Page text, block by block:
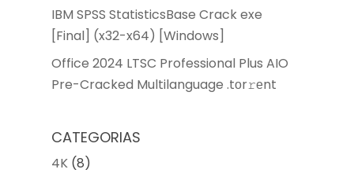
IBM SPSS StatisticsBase Crack exe
[Final] (x32-x64) [Windows]
Office 2024 LTSC Professional Plus AIO
Pre-Cracked Multilanguage .tоr𝚛еnt
CATEGORIAS
4K(8)